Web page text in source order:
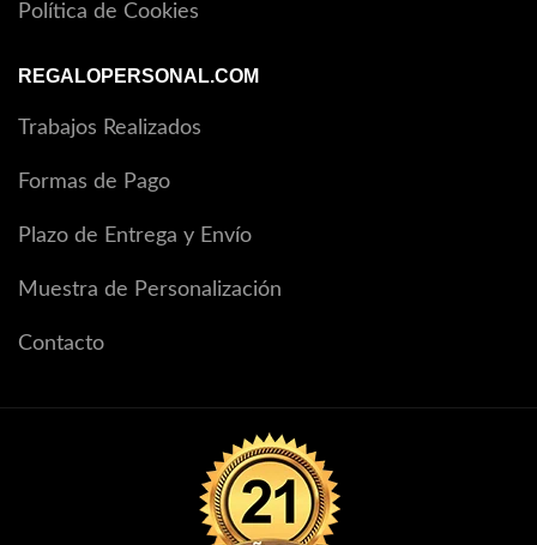
Política de Cookies
REGALOPERSONAL.COM
Trabajos Realizados
Formas de Pago
Plazo de Entrega y Envío
Muestra de Personalización
Contacto